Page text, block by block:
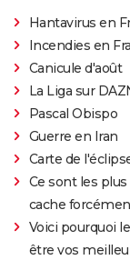
Hantavirus en
Incendies en
Canicule d'août
La Liga sur
Pascal Obispo
Guerre en Iran
Carte de
Ce sont les
cache
Voici pourquoi
être vos